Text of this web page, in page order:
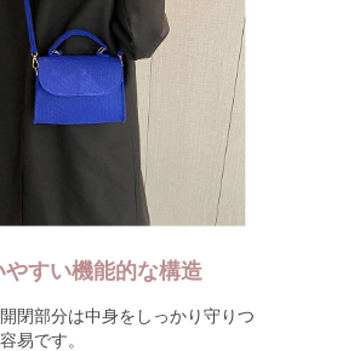
やすい機能的な構造
閉部分は中身をしっかり守りつ
易です。